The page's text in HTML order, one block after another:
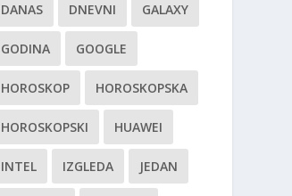
DANAS DNEVNI GALAXY
GODINA GOOGLE
HOROSKOP HOROSKOPSKA
HOROSKOPSKI HUAWEI
INTEL IZGLEDA JEDAN